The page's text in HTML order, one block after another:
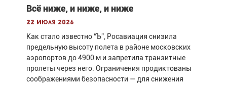
Всё ниже, и ниже, и ниже
22 июля 2026
Как стало известно “Ъ”, Росавиация снизила
предельную высоту полета в районе московских
аэропортов до 4900 м и запретила транзитные
пролеты через него. Ограничения продиктованы
соображениями безопасности — для снижения